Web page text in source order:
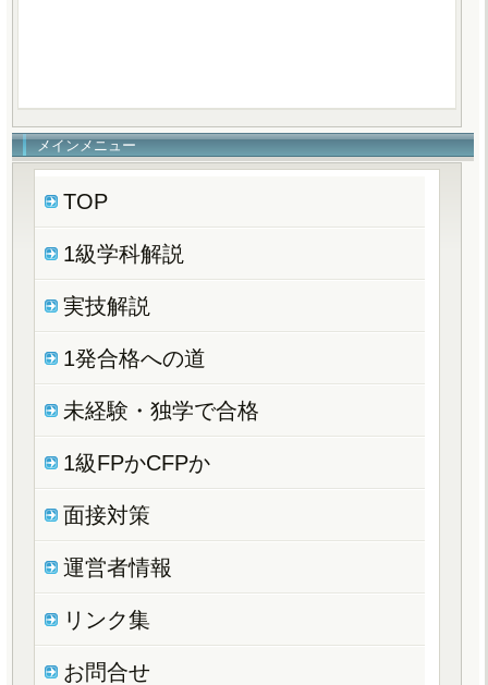
メインメニュー
TOP
1級学科解説
実技解説
1発合格への道
未経験・独学で合格
1級FPかCFPか
面接対策
運営者情報
リンク集
お問合せ